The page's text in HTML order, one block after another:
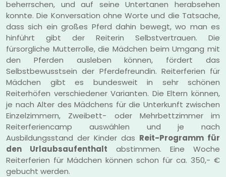
beherrschen, und auf seine Untertanen herabsehen
konnte. Die Konversation ohne Worte und die Tatsache,
dass sich ein großes Pferd dahin bewegt, wo man es
hinführt gibt der Reiterin Selbstvertrauen. Die
fürsorgliche Mutterrolle, die Mädchen beim Umgang mit
den Pferden ausleben können, fördert das
Selbstbewusstsein der Pferdefreundin. Reiterferien für
Mädchen gibt es bundesweit in sehr schönen
Reiterhöfen verschiedener Varianten. Die Eltern können,
je nach Alter des Mädchens für die Unterkunft zwischen
Einzelzimmern, Zweibett- oder Mehrbettzimmer im
Reiterferiencamp auswählen und je nach
Ausbildungsstand der Kinder das Reit-Programm für
den Urlaubsaufenthalt abstimmen. Eine Woche
Reiterferien für Mädchen können schon für ca. 350,- €
gebucht werden.